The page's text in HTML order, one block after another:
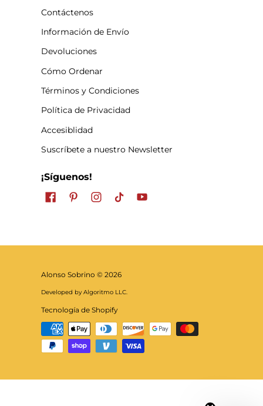
Contáctenos
Información de Envío
Devoluciones
Cómo Ordenar
Términos y Condiciones
Política de Privacidad
Accesiblidad
Suscríbete a nuestro Newsletter
¡Síguenos!
Alonso Sobrino © 2026
Developed by Algoritmo LLC.
Tecnología de Shopify